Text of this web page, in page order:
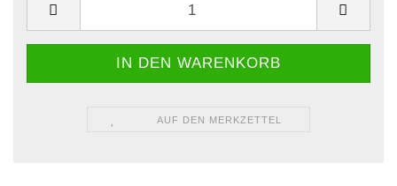
AUF DEN MERKZETTEL